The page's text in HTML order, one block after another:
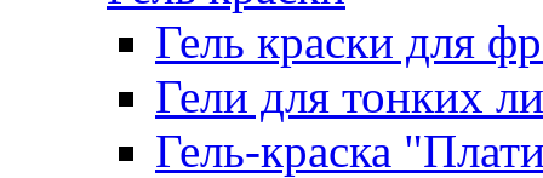
Гель краски для
Гели для тонких
Гель-краска